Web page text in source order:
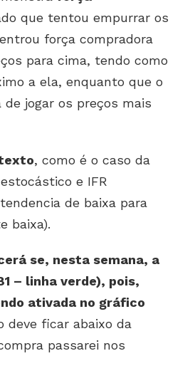
que tentou empurrar os
força compradora
para cima, tendo como
a ela, enquanto que o
jogar os preços mais
, como é o caso da
e IFR
de baixa para
baixa).
se, nesta semana, a
– linha verde), pois,
ativada no gráfico
deve ficar abaixo da
passarei nos